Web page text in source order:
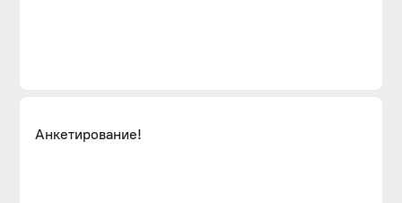
Анкетирование!